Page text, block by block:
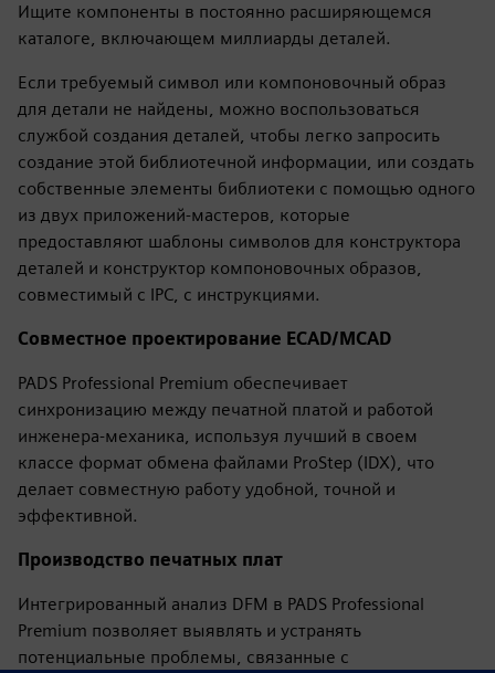
Ищите компоненты в постоянно расширяющемся
каталоге, включающем миллиарды деталей.
Если требуемый символ или компоновочный образ
для детали не найдены, можно воспользоваться
службой создания деталей, чтобы легко запросить
создание этой библиотечной информации, или создать
собственные элементы библиотеки с помощью одного
из двух приложений-мастеров, которые
предоставляют шаблоны символов для конструктора
деталей и конструктор компоновочных образов,
совместимый с IPC, с инструкциями.
Совместное проектирование ECAD/MCAD
PADS Professional Premium обеспечивает
синхронизацию между печатной платой и работой
инженера-механика, используя лучший в своем
классе формат обмена файлами ProStep (IDX), что
делает совместную работу удобной, точной и
эффективной.
Производство печатных плат
Интегрированный анализ DFM в PADS Professional
Premium позволяет выявлять и устранять
потенциальные проблемы, связанные с